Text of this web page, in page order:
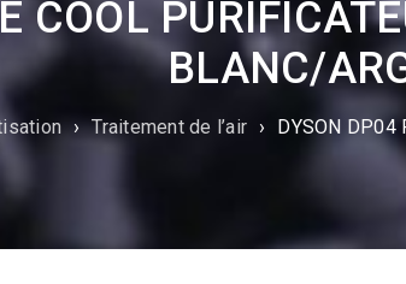
COOL
BLANC/
› Traitement de l’air › DYSON